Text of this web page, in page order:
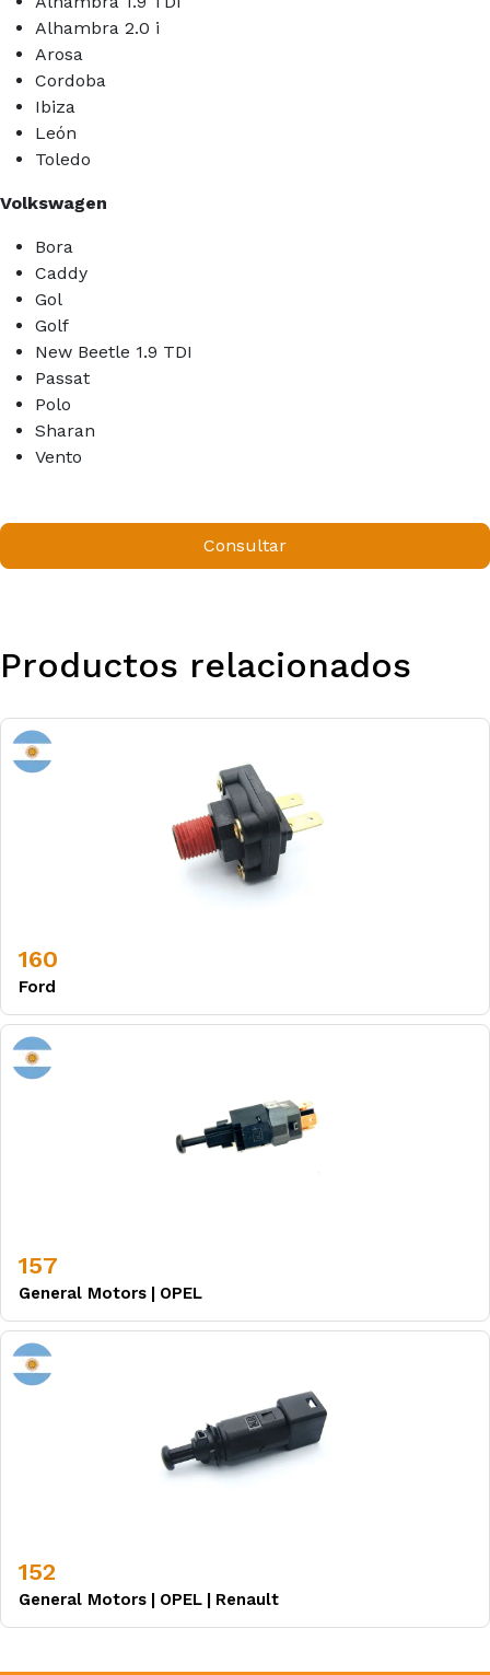
Alhambra 2.0 i
Arosa
Cordoba
Ibiza
León
Toledo
Volkswagen
Bora
Caddy
Gol
Golf
New Beetle 1.9 TDI
Passat
Polo
Sharan
Vento
Consultar
Productos relacionados
160
Ford
157
General Motors | OPEL
152
General Motors | OPEL | Renault